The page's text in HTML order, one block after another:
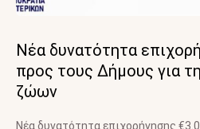
Νέα δυνατότητα
προς τους Δήμους για
ζώων
Νέα δυνατότητα επιχορήγησης